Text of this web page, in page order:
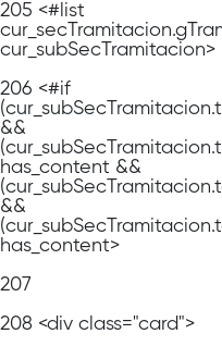
205 <#list
cur_subSecTramitacion>
206 <#if
&&
has_content &&
&&
has_content>
207
208 <div class="card">